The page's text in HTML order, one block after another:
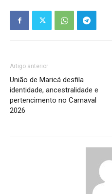
Artigo anterior
União de Maricá desfila
identidade, ancestralidade e
pertencimento no Carnaval
2026